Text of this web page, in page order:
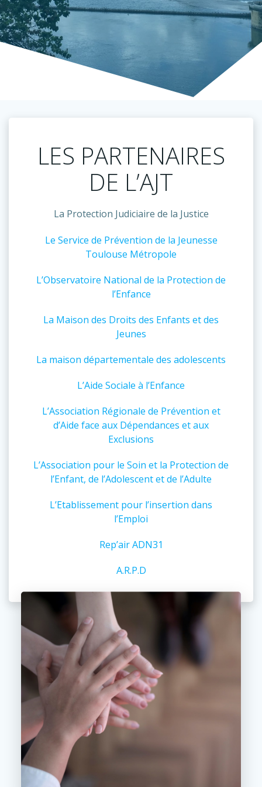
LES PARTENAIRES
DE L’AJT
La Protection Judiciaire de la Justice
Le Service de Prévention de la Jeunesse
Toulouse Métropole
L’Observatoire National de la Protection de
l’Enfance
La Maison des Droits des Enfants et des
Jeunes
La maison départementale des adolescents
L’Aide Sociale à l’Enfance
L’Association Régionale de Prévention et
d’Aide face aux Dépendances et aux
Exclusions
L’Association pour le Soin et la Protection de
l’Enfant, de l’Adolescent et de l’Adulte
L’Etablissement pour l’insertion dans
l’Emploi
Rep’air ADN31
A.R.P.D